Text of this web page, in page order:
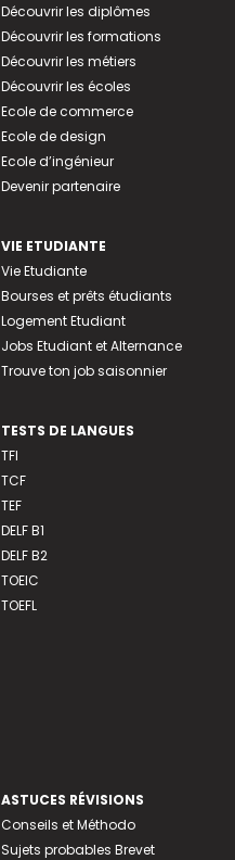
Découvrir les diplômes
Découvrir les formations
Découvrir les métiers
Découvrir les écoles
Ecole de commerce
Ecole de design
Ecole d’ingénieur
Devenir partenaire
VIE ETUDIANTE
Vie Etudiante
Bourses et prêts étudiants
Logement Etudiant
Jobs Etudiant et Alternance
Trouve ton job saisonnier
TESTS DE LANGUES
TFI
TCF
TEF
DELF B1
DELF B2
TOEIC
TOEFL
ASTUCES RÉVISIONS
Conseils et Méthodo
Sujets probables Brevet